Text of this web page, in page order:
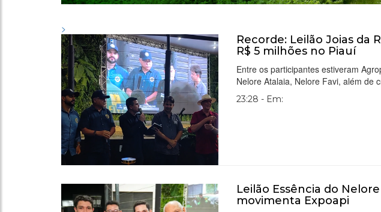
>
Recorde: Leilão Joias da
R$ 5 milhões no Piauí
Entre os participantes estiveram
Nelore Atalaia, Nelore Favi, além de
23:28 - Em:
Leilão Essência do
movimenta Expoapi